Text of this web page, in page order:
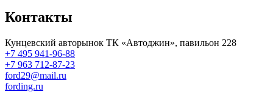
Контакты
Кунцевский авторынок ТК «Автоджин», павильон 228
+7 495 941-96-88
+7 963 712-87-23
ford29@mail.ru
fording.ru